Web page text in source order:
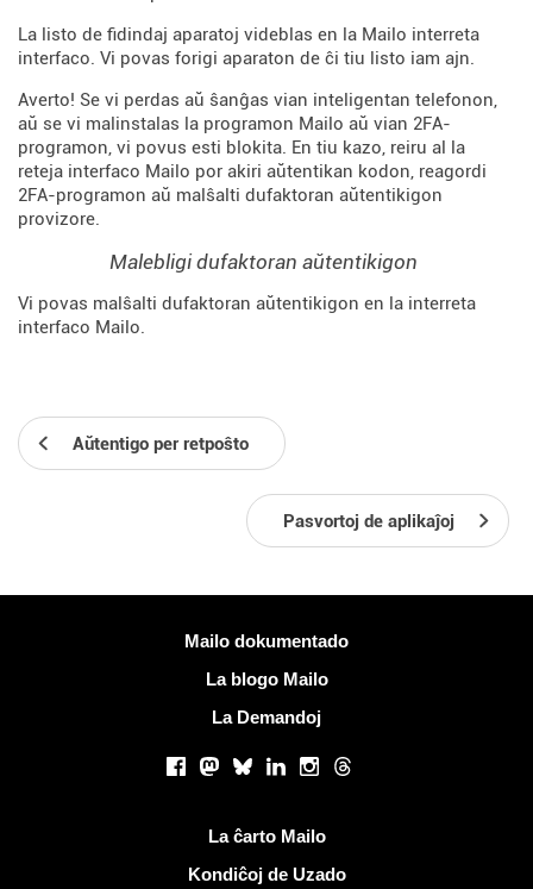
La listo de fidindaj aparatoj videblas en la Mailo interreta
interfaco. Vi povas forigi aparaton de ĉi tiu listo iam ajn.
Averto! Se vi perdas aŭ ŝanĝas vian inteligentan telefonon,
aŭ se vi malinstalas la programon Mailo aŭ vian 2FA-
programon, vi povus esti blokita. En tiu kazo, reiru al la
reteja interfaco Mailo por akiri aŭtentikan kodon, reagordi
2FA-programon aŭ malŝalti dufaktoran aŭtentikigon
provizore.
Malebligi dufaktoran aŭtentikigon
Vi povas malŝalti dufaktoran aŭtentikigon en la interreta
interfaco Mailo.
Aŭtentigo per retpoŝto
Pasvortoj de aplikaĵoj
Mailo dokumentado
La blogo Mailo
La Demandoj
Facebook
Mastodon
BlueskyLinkedInInstagram
Threads
La ĉarto Mailo
Kondiĉoj de Uzado